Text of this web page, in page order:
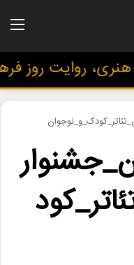
روایت روز